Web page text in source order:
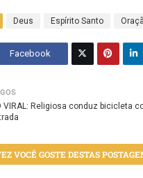
Deus Espírito Santo
Facebook
VIRAL: Religiosa conduz bicicleta
VOCÊ GOSTE DESTAS